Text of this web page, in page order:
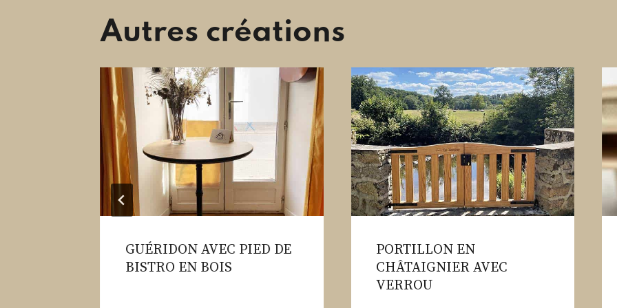
Autres créations
GUÉRIDON AVEC PIED DE
BISTRO EN BOIS
PORTILLON EN
CHÂTAIGNIER AVEC
VERROU